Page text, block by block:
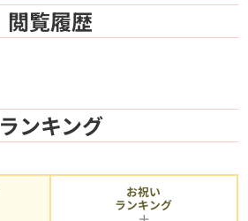
閲覧履歴
ランキング
お祝い
ランキング